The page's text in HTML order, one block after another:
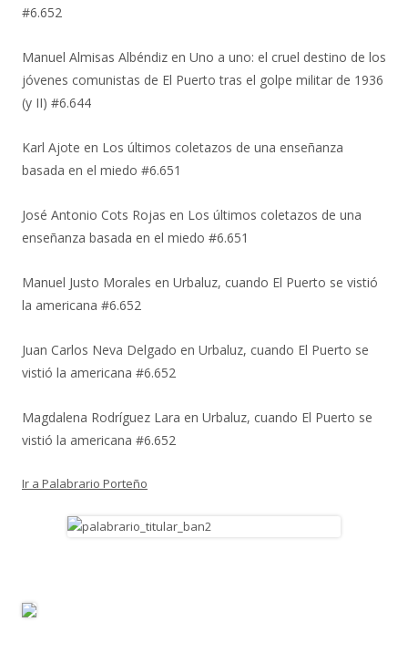
#6.652
Manuel Almisas Albéndiz en Uno a uno: el cruel destino de los
jóvenes comunistas de El Puerto tras el golpe militar de 1936
(y II) #6.644
Karl Ajote en Los últimos coletazos de una enseñanza
basada en el miedo #6.651
José Antonio Cots Rojas en Los últimos coletazos de una
enseñanza basada en el miedo #6.651
Manuel Justo Morales en Urbaluz, cuando El Puerto se vistió
la americana #6.652
Juan Carlos Neva Delgado en Urbaluz, cuando El Puerto se
vistió la americana #6.652
Magdalena Rodríguez Lara en Urbaluz, cuando El Puerto se
vistió la americana #6.652
Ir a Palabrario Porteño